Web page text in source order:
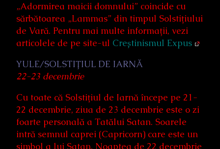
„Adormirea maicii domnului” coincide cu
sărbătoarea „Lammas” din timpul Solstițiului
de Vară. Pentru mai multe informații, vezi
articolele de pe site-ul Creștinismul Expus
YULE/SOLSTIȚIUL DE IARNĂ
22-23 decembrie
Cu toate că Solstițiul de Iarnă începe pe 21-
22 decembrie, ziua de 23 decembrie este o zi
foarte personală a Tatălui Satan. Soarele
intră semnul caprei (Capricorn) care este un
simbol a lui Satan. Noaptea de 22 decembrie